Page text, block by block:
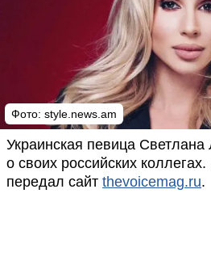
Фото: style.news.am
Украинская певица
о своих российских
передал сайт thevoicemag.ru.